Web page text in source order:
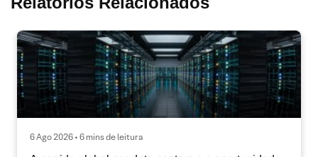
6 Ago 2026 • 6 mins de leitura